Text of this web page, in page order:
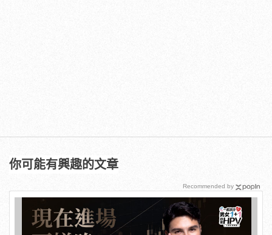
你可能有興趣的文章
Recommended by